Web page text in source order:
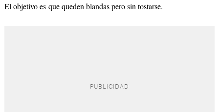
El objetivo es que queden blandas pero sin tostarse.